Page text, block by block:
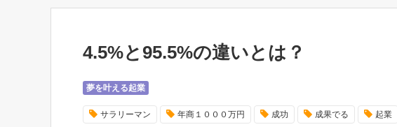
4.5%と95.5%の違いとは？
夢を叶える起業
サラリーマン 年商１０００万円 成功 成果でる 起業